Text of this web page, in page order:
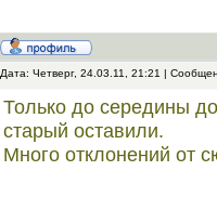
Дата: Четверг, 24.03.11, 21:21 |
Только до середины
старый оставили.
Много отклонений от